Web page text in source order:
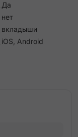
Да
нет
вкладыши
iOS, Android